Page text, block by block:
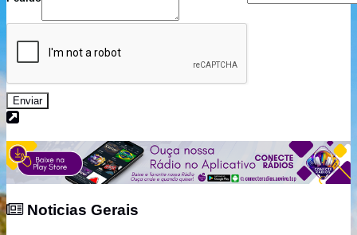
Enviar
Noticias Gerais